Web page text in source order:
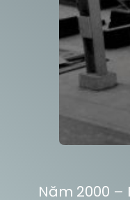
Năm 2000 –